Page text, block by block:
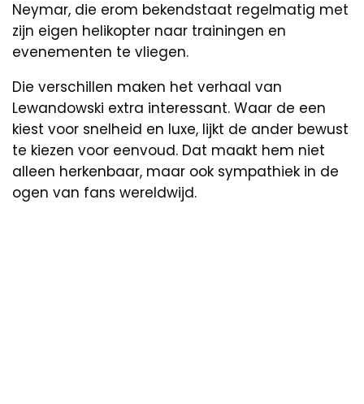
Neymar, die erom bekendstaat regelmatig met
zijn eigen helikopter naar trainingen en
evenementen te vliegen.
Die verschillen maken het verhaal van
Lewandowski extra interessant. Waar de een
kiest voor snelheid en luxe, lijkt de ander bewust
te kiezen voor eenvoud. Dat maakt hem niet
alleen herkenbaar, maar ook sympathiek in de
ogen van fans wereldwijd.